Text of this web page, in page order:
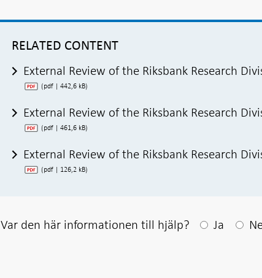
RELATED CONTENT
External Review of the Riksbank Research
(pdf | 442,6 kB)
External Review of the Riksbank Research
(pdf | 461,6 kB)
External Review of the Riksbank Research
(pdf | 126,2 kB)
Var den här informationen till hjälp? Efter ditt
Ja